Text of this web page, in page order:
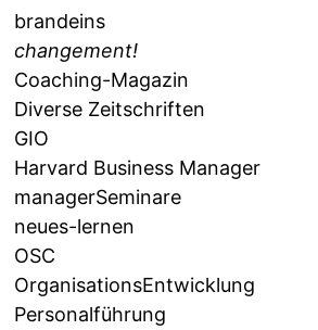
brandeins
changement!
Coaching-Magazin
Diverse Zeitschriften
GIO
Harvard Business Manager
managerSeminare
neues-lernen
OSC
OrganisationsEntwicklung
Personalführung